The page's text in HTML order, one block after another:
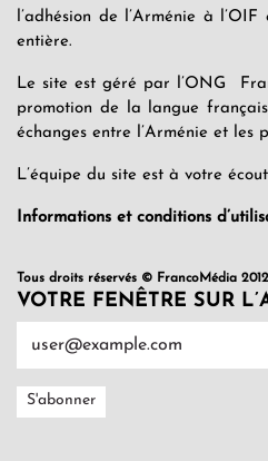
l’adhésion de l’Arménie à
entière.
Le site est géré par l’ONG
promotion de la langue
échanges entre l’Arménie et les
L’équipe du site est à votre
Informations et conditions
Tous droits réservés © FrancoMédia
VOTRE FENÊTRE SUR